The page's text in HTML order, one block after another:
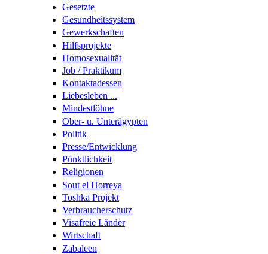
Gesetzte
Gesundheitssystem
Gewerkschaften
Hilfsprojekte
Homosexualität
Job / Praktikum
Kontaktadessen
Liebesleben ...
Mindestlöhne
Ober- u. Unterägypten
Politik
Presse/Entwicklung
Pünktlichkeit
Religionen
Sout el Horreya
Toshka Projekt
Verbraucherschutz
Visafreie Länder
Wirtschaft
Zabaleen